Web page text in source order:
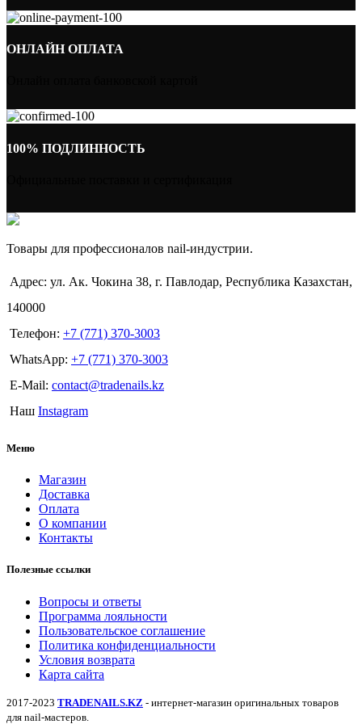
ОНЛАЙН ОПЛАТА
100% ПОДЛИННОСТЬ
Товары для профессионалов nail-индустрии.
Адрес: ул. Ак. Чокина 38, г. Павлодар, Республика Казахстан,
140000
Телефон: +7 (771) 370-3003
WhatsApp: +7 (771) 370-3003
E-Mail: contact@tradenails.kz
Наш Instagram
Меню
Магазин
Доставка
Оплата
О компании
Контакты
Полезные ссылки
Вопросы и ответы
Программа лояльности
Пользовательское соглашение
Политика конфиденциальности
Условия возврата
Карта сайта
2017-2023 TRADENAILS.KZ - интернет-магазин оригинальных товаров
для nail-мастеров.